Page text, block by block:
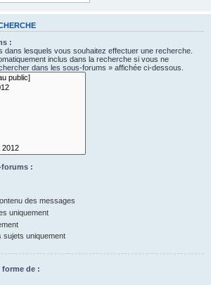
:
dans lesquels vous souhaitez effectuer une recherche.
inclus dans la recherche si vous ne
dans les sous-forums » affichée ci-dessous.
forums :
des messages
uniquement
sujets uniquement
de :